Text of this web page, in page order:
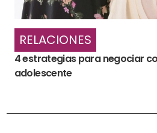
RELACIONES
4 estrategias para negociar
adolescente